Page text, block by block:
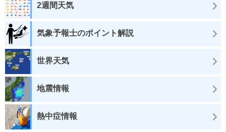
2週間天気
気象予報士のポイント解説
世界天気
地震情報
熱中症情報